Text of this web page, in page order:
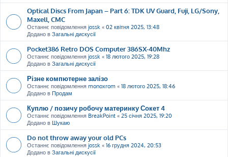
Optical Discs From Japan – Part 6: TDK UV Guard, Fuji, LG/Sony,
Maxell, CMC
Останнє повідомлення jossk « 02 квітня 2025, 13:48
Додано в Загальні дискусії
Pocket386 Retro DOS Computer 386SX-40Mhz
Останнє повідомлення jossk « 18 лютого 2025, 19:28
Додано в Загальні дискусії
Різне компютерне залізо
Останнє повідомлення monoxrom « 18 лютого 2025, 18:46
Додано в Продам
Куплю / позичу робочу материнку Сокет 4
Останнє повідомлення BreakPoint « 25 січня 2025, 19:20
Додано в Шукаю
Do not throw away your old PCs
Останнє повідомлення jossk « 16 грудня 2024, 20:53
Додано в Загальні дискусії